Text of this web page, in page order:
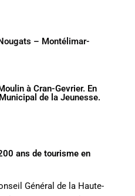
– Montélimar-
à Cran-Gevrier. En
de la Jeunesse.
ans de tourisme en
Général de la Haute-